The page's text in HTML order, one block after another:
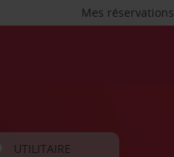
Mes réservations
UTILITAIRE